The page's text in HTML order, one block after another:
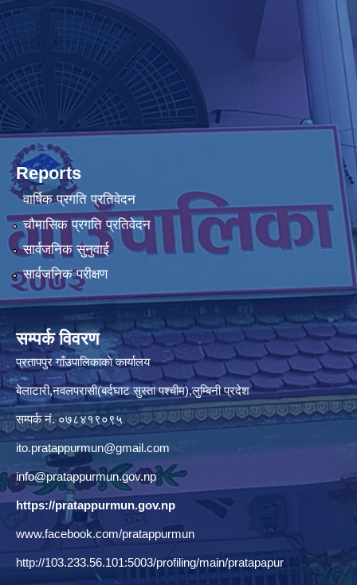
Reports
वार्षिक प्रगति प्रतिवेदन
चौमासिक प्रगति प्रतिवेदन
सार्वजनिक सुनुवाई
सार्वजनिक परीक्षण
सम्पर्क विवरण
प्रतापपुर गाँउपालिकाकाे कार्यालय
बेलाटारी,नवलपरासी(बर्दघाट सुस्ता पश्चीम),लुम्बिनी प्रदेश
सम्पर्क नं. ०७८४१९०९५
ito.pratappurmun@gmail.com
info@pratappurmun.gov.np
https://pratappurmun.gov.np
www.facebook.com/pratappurmun
http://103.233.56.101:5003/profiling/main/pratapapur